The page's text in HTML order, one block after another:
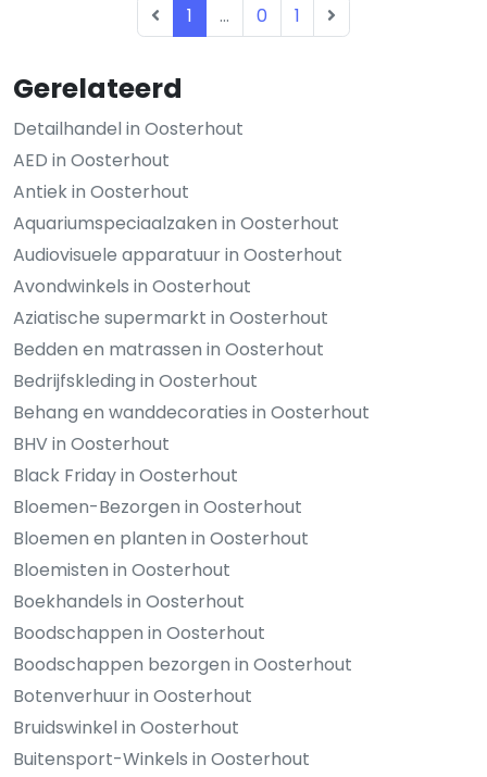
Gerelateerd
Detailhandel in Oosterhout
AED in Oosterhout
Antiek in Oosterhout
Aquariumspeciaalzaken in Oosterhout
Audiovisuele apparatuur in Oosterhout
Avondwinkels in Oosterhout
Aziatische supermarkt in Oosterhout
Bedden en matrassen in Oosterhout
Bedrijfskleding in Oosterhout
Behang en wanddecoraties in Oosterhout
BHV in Oosterhout
Black Friday in Oosterhout
Bloemen-Bezorgen in Oosterhout
Bloemen en planten in Oosterhout
Bloemisten in Oosterhout
Boekhandels in Oosterhout
Boodschappen in Oosterhout
Boodschappen bezorgen in Oosterhout
Botenverhuur in Oosterhout
Bruidswinkel in Oosterhout
Buitensport-Winkels in Oosterhout
1 ... 0 1